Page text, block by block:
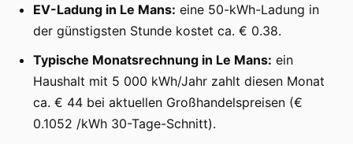
EV-Ladung in Le Mans: eine 50-kWh-Ladung in
der günstigsten Stunde kostet ca. € 0.38.
Typische Monatsrechnung in Le Mans: ein
Haushalt mit 5 000 kWh/Jahr zahlt diesen Monat
ca. € 44 bei aktuellen Großhandelspreisen (€
0.1052 /kWh 30-Tage-Schnitt).